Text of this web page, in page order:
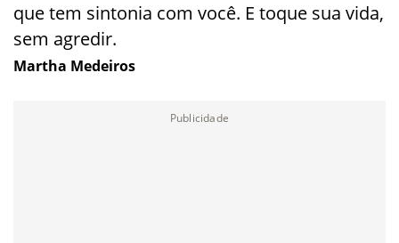
que tem sintonia com você. E toque sua vida,
sem agredir.
Martha Medeiros